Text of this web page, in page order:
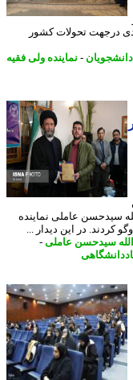
تحولات کشور
-نماینده ولی فقیه
آذر 1404 با آیت الله سیدحسن عاملی نماینده
در این دیدار ...
سیدحسن عاملی-